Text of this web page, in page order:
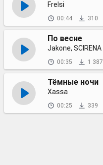
Frelsi
00:44 310
По весне
Jakone, SCIRENA
00:35 1 387
Тёмные ночи
Xassa
00:25 339